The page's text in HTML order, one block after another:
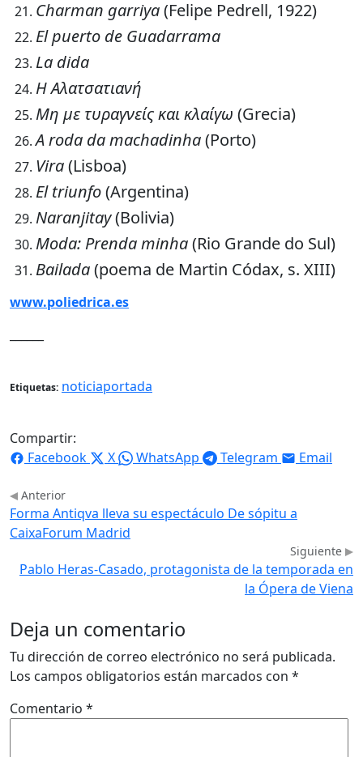
Charman garriya(Felipe Pedrell, 1922)
El puerto de Guadarrama
La dida
Η Αλατσατιανή
Μη με τυραγνείς και κλαίγω (Grecia)
A roda da machadinha(Porto)
Vira(Lisboa)
El triunfo(Argentina)
Naranjitay(Bolivia)
Moda: Prenda minha(Rio Grande do Sul)
Bailada(poema de Martin Códax, s. XIII)
www.poliedrica.es
Etiquetas: noticiaportada
Compartir:
Facebook
X WhatsApp Telegram Email
Anterior
Forma Antiqva lleva su espectáculo De sópitu a
CaixaForum Madrid
Siguiente
Pablo Heras-Casado, protagonista de la temporada en
la Ópera de Viena
Deja un comentario
Tu dirección de correo electrónico no será publicada.
Los campos obligatorios están marcados con *
Comentario *